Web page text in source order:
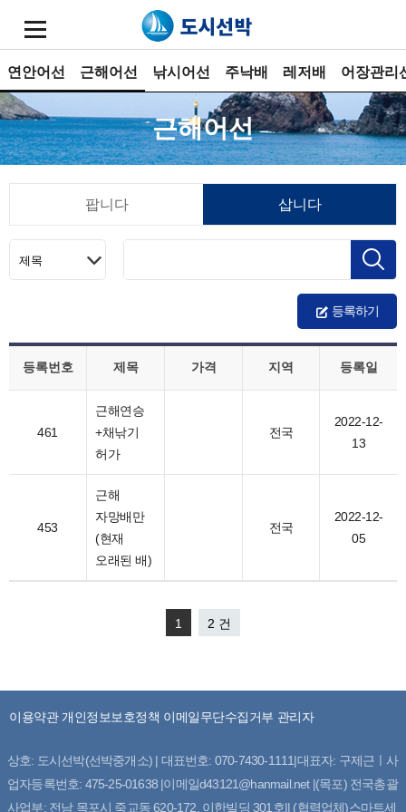
연안어선 근해어선 낚시어선 주낙배 레저배 어장관리
근해어선
팝니다 삽니다
등록하기
등록번호 제목 가격 지역 등록일
461
근해연승
+채낚기
허가
전국
2022-12-
13
453
근해
자망배만
(현재
오래된 배)
전국
2022-12-
05
1 2 건
이용약관 개인정보보호정책 이메일무단수집거부 관리자
상호: 도시선박(선박중개소) | 대표번호: 070-7430-1111|대표자: 구제근ㅣ사
업자등록번호: 475-25-01638 |이메일d43121@hanmail.net |(목포) 전국총괄
사업부: 전남 목포시 죽교동 620-172. 이한빌딩 301호|| (협력업체)스마트세